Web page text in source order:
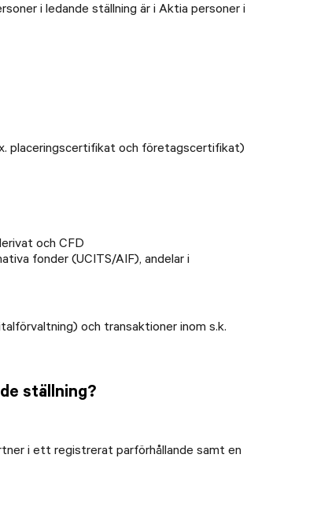
i ledande ställning är i Aktia personer i
placeringscertifikat och företagscertifikat)
och CFD
fonder (UCITS/AIF), andelar i
och transaktioner inom s.k.
ställning?
i ett registrerat parförhållande samt en